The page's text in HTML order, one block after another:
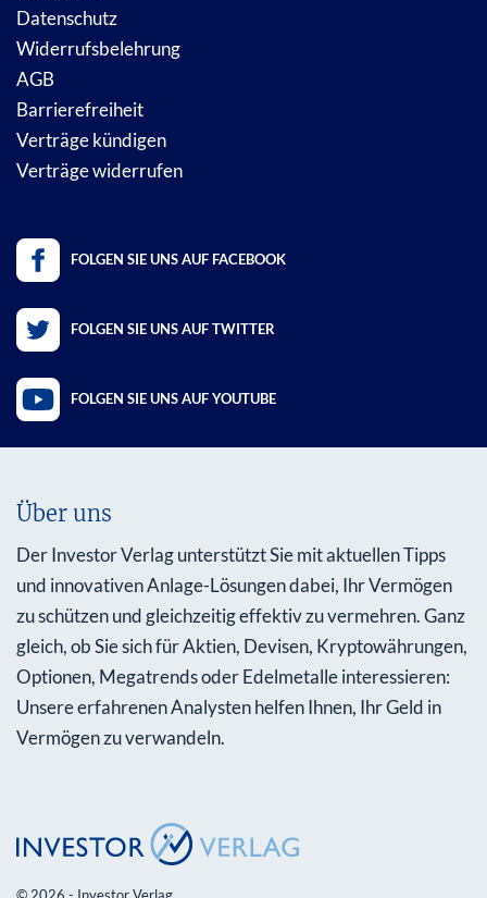
Datenschutz
Widerrufsbelehrung
AGB
Barrierefreiheit
Verträge kündigen
Verträge widerrufen
FOLGEN SIE UNS AUF FACEBOOK
FOLGEN SIE UNS AUF TWITTER
FOLGEN SIE UNS AUF YOUTUBE
Über uns
Der Investor Verlag unterstützt Sie mit aktuellen Tipps
und innovativen Anlage-Lösungen dabei, Ihr Vermögen
zu schützen und gleichzeitig effektiv zu vermehren. Ganz
gleich, ob Sie sich für Aktien, Devisen, Kryptowährungen,
Optionen, Megatrends oder Edelmetalle interessieren:
Unsere erfahrenen Analysten helfen Ihnen, Ihr Geld in
Vermögen zu verwandeln.
© 2026 - Investor Verlag